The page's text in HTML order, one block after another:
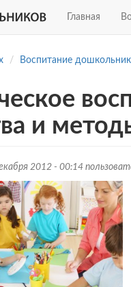
Главная
Воспитание
и
2012 - 00:14